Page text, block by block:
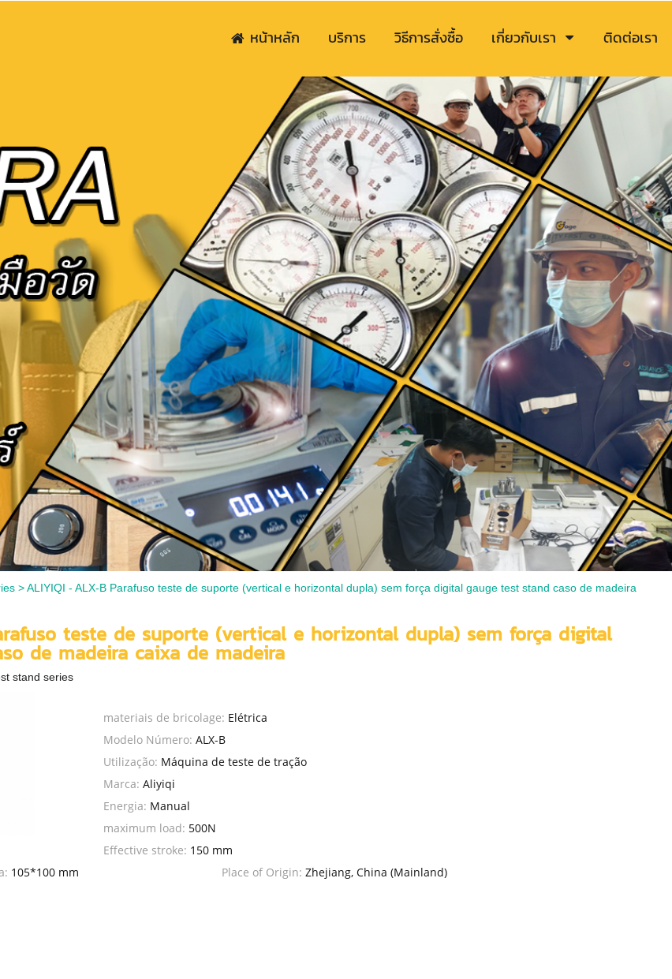
หน้าหลัก บริการ วิธีการสั่งซื้อ เกี่ยวกับเรา ติดต่อเรา
>ALIYIQI - ALX-B Parafuso teste de suporte (vertical e horizontal dupla) sem força digital gauge test stand caso de madeira
teste de suporte (vertical e horizontal dupla) sem força digital
de madeira caixa de madeira
stand series
materiais de bricolage: Elétrica
Modelo Número: ALX-B
Utilização: Máquina de teste de tração
Marca: Aliyiqi
Energia: Manual
maximum load: 500N
Effective stroke: 150 mm
105*100 mm Place of Origin: Zhejiang, China (Mainland)